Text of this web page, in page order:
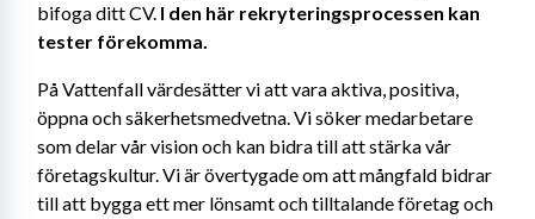
bifoga ditt CV. I den här rekryteringsprocessen kan
tester förekomma.
På Vattenfall värdesätter vi att vara aktiva, positiva,
öppna och säkerhetsmedvetna. Vi söker medarbetare
som delar vår vision och kan bidra till att stärka vår
företagskultur. Vi är övertygade om att mångfald bidrar
till att bygga ett mer lönsamt och tilltalande företag och